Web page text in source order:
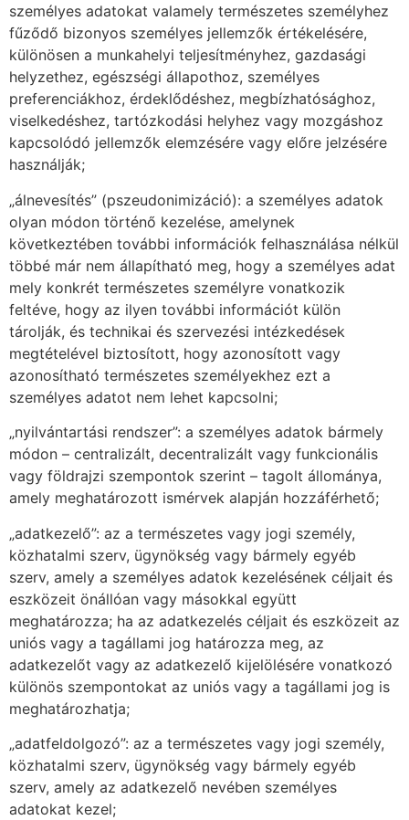
személyes adatokat valamely természetes személyhez
fűződő bizonyos személyes jellemzők értékelésére,
különösen a munkahelyi teljesítményhez, gazdasági
helyzethez, egészségi állapothoz, személyes
preferenciákhoz, érdeklődéshez, megbízhatósághoz,
viselkedéshez, tartózkodási helyhez vagy mozgáshoz
kapcsolódó jellemzők elemzésére vagy előre jelzésére
használják;
„álnevesítés” (pszeudonimizáció): a személyes adatok
olyan módon történő kezelése, amelynek
következtében további információk felhasználása nélkül
többé már nem állapítható meg, hogy a személyes adat
mely konkrét természetes személyre vonatkozik
feltéve, hogy az ilyen további információt külön
tárolják, és technikai és szervezési intézkedések
megtételével biztosított, hogy azonosított vagy
azonosítható természetes személyekhez ezt a
személyes adatot nem lehet kapcsolni;
„nyilvántartási rendszer”: a személyes adatok bármely
módon – centralizált, decentralizált vagy funkcionális
vagy földrajzi szempontok szerint – tagolt állománya,
amely meghatározott ismérvek alapján hozzáférhető;
„adatkezelő”: az a természetes vagy jogi személy,
közhatalmi szerv, ügynökség vagy bármely egyéb
szerv, amely a személyes adatok kezelésének céljait és
eszközeit önállóan vagy másokkal együtt
meghatározza; ha az adatkezelés céljait és eszközeit az
uniós vagy a tagállami jog határozza meg, az
adatkezelőt vagy az adatkezelő kijelölésére vonatkozó
különös szempontokat az uniós vagy a tagállami jog is
meghatározhatja;
„adatfeldolgozó”: az a természetes vagy jogi személy,
közhatalmi szerv, ügynökség vagy bármely egyéb
szerv, amely az adatkezelő nevében személyes
adatokat kezel;